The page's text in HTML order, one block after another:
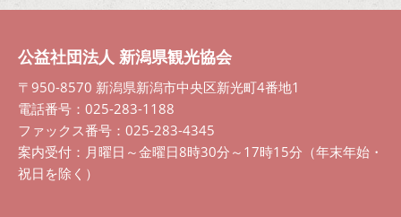
公益社団法人 新潟県観光協会
〒950-8570 新潟県新潟市中央区新光町4番地1
電話番号：025-283-1188
ファックス番号：025-283-4345
案内受付：月曜日～金曜日8時30分～17時15分（年末年始・
祝日を除く）